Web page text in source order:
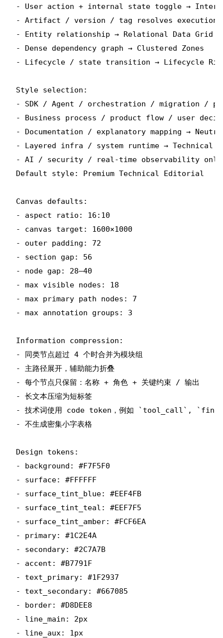
- User action + internal state toggle →
- Artifact / version / tag resolves execution
- Entity relationship → Relational Data Grid
- Dense dependency graph → Clustered Zones
- Lifecycle / state transition → Lifecycle
Style selection:
- SDK / Agent / orchestration / migration /
- Business process / product flow / user
- Documentation / explanatory mapping →
- Layered infra / system runtime → Technical
- AI / security / real-time observability
Default style: Premium Technical Editorial
Canvas defaults:
- aspect ratio: 16:10
- canvas target: 1600×1000
- outer padding: 72
- section gap: 56
- node gap: 28–40
- max visible nodes: 18
- max primary path nodes: 7
- max annotation groups: 3
Information compression:
- 同类节点超过 4 个时合并为模块组
- 主路径展开，辅助能力折叠
- 每个节点只保留：名称 + 角色 + 关键约束 / 输出
- 长文本压缩为短标签
- 技术词使用 code token，例如 `tool_call`,
- 不生成密集小字表格
Design tokens:
- background: #F7F5F0
- surface: #FFFFFF
- surface_tint_blue: #EEF4FB
- surface_tint_teal: #EEF7F5
- surface_tint_amber: #FCF6EA
- primary: #1C2E4A
- secondary: #2C7A7B
- accent: #B7791F
- text_primary: #1F2937
- text_secondary: #667085
- border: #D8DEE8
- line_main: 2px
- line_aux: 1px